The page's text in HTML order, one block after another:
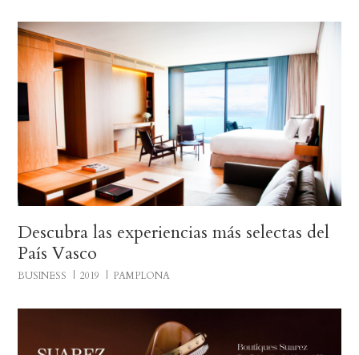
Descubra las experiencias más selectas del
País Vasco
BUSINESS 2019 PAMPLONA